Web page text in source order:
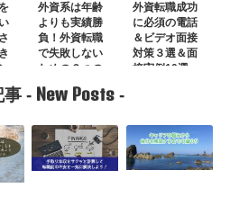
外資系は年齢
よりも実績勝
負！外資転職
で失敗しない
ための６つの
鉄則
外資転職成功
に必須の電話
＆ビデオ面接
対策３選＆面
接実例10選
事 - New Posts -